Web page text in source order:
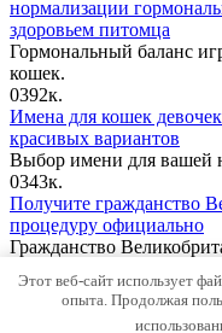
нормализации
здоровьем питомца
Гормональный баланс
кошек.
0392к.
Имена для кошек
красивых вариантов
Выбор имени для
0343к.
Получите гражданство
процедуру официально
Гражданство
© 2026 Сайт о кошках.
копировании
Этот веб-сайт использует
опыта. Продолжая